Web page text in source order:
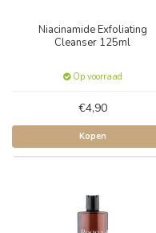
Niacinamide Exfoliating
Cleanser 125ml
Op voorraad
€4,90
Kopen